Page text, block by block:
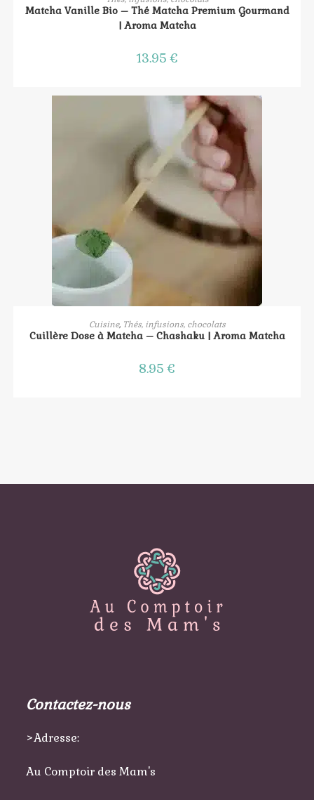
Matcha Vanille Bio – Thé Matcha Premium Gourmand
| Aroma Matcha
13.95€
AJOUTER AU PANIER
Cuisine, Thés, infusions, chocolats
Cuillère Dose à Matcha – Chashaku | Aroma Matcha
8.95€
Contactez-nous
>Adresse:
Au Comptoir des Mam's